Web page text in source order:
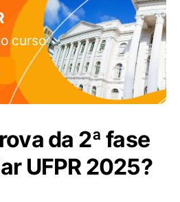
curso
da 2ª fase
UFPR 2025?